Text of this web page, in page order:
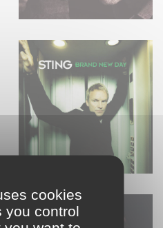
cookies
you control